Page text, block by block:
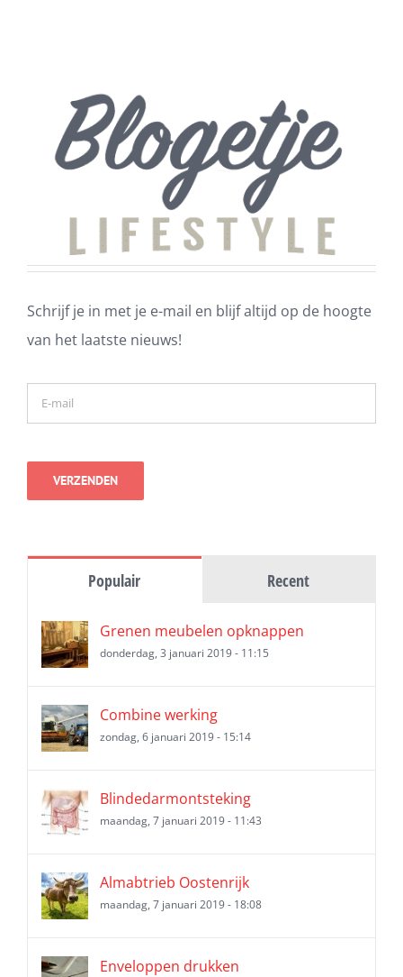
Schrijf je in met je e-mail en blijf altijd op de hoogte
van het laatste nieuws!
Populair Recent
Grenen meubelen opknappen
donderdag, 3 januari 2019 - 11:15
Combine werking
zondag, 6 januari 2019 - 15:14
Blindedarmontsteking
maandag, 7 januari 2019 - 11:43
Almabtrieb Oostenrijk
maandag, 7 januari 2019 - 18:08
Enveloppen drukken